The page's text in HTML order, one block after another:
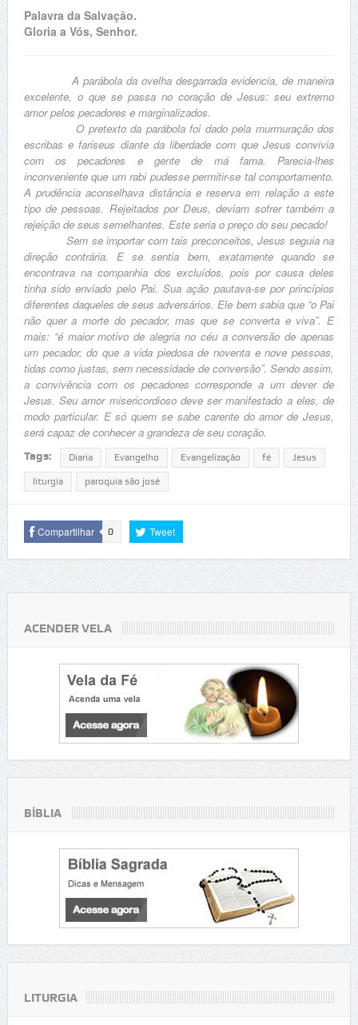
Palavra da Salvação.
Gloria a Vós, Senhor.
A parábola da ovelha desgarrada evidencia, de maneira
excelente, o que se passa no coração de Jesus: seu extremo
amor pelos pecadores e marginalizados.
O pretexto da parábola foi dado pela murmuração dos
escribas e fariseus diante da liberdade com que Jesus convivia
com os pecadores e gente de má fama. Parecia-lhes
inconveniente que um rabi pudesse permitir-se tal comportamento.
A prudência aconselhava distância e reserva em relação a este
tipo de pessoas. Rejeitados por Deus, deviam sofrer também a
rejeição de seus semelhantes. Este seria o preço do seu pecado!
Sem se importar com tais preconceitos, Jesus seguia na
direção contrária. E se sentia bem, exatamente quando se
encontrava na companhia dos excluídos, pois por causa deles
tinha sido enviado pelo Pai. Sua ação pautava-se por princípios
diferentes daqueles de seus adversários. Ele bem sabia que “o Pai
não quer a morte do pecador, mas que se converta e viva”. E
mais: “é maior motivo de alegria no céu a conversão de apenas
um pecador, do que a vida piedosa de noventa e nove pessoas,
tidas como justas, sem necessidade de conversão”. Sendo assim,
a convivência com os pecadores corresponde a um dever de
Jesus. Seu amor misericordioso deve ser manifestado a eles, de
modo particular. E só quem se sabe carente do amor de Jesus,
será capaz de conhecer a grandeza de seu coração.
Tags: Diaria Evangelho Evangelização fé Jesus
liturgia paroquia são josé
Compartilhar 0 Tweet
ACENDER VELA
BÍBLIA
LITURGIA